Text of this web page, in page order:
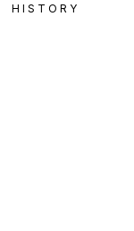
HISTORY